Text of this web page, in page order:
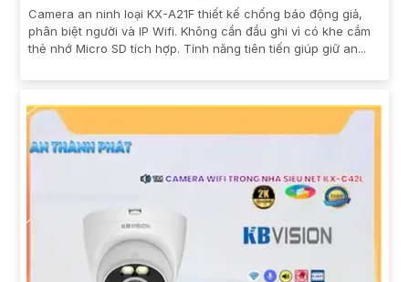
Camera an ninh loại KX-A21F thiết kế chống báo động giả,
phân biệt người và IP Wifi. Không cần đầu ghi vì có khe cắm
thẻ nhớ Micro SD tích hợp. Tính năng tiên tiến giúp giữ an...